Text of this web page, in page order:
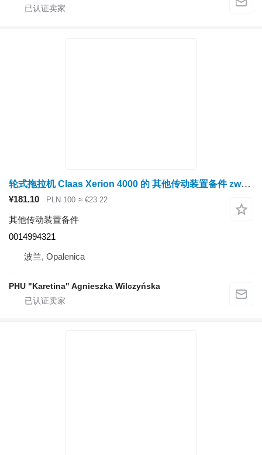
轮式拖拉机 Claas Xerion 4000 的 其他传动装置备件 zwolnica piasta koła 0014994321
¥181.10 PLN 100 ≈ €23.22
其他传动装置备件
0014994321
波兰, Opalenica
PHU "Karetina" Agnieszka Wilczyńska